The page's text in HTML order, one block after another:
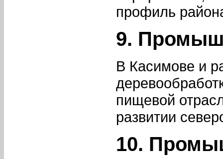
профиль
9.
В Касимове и
пищевой
развитии
10.